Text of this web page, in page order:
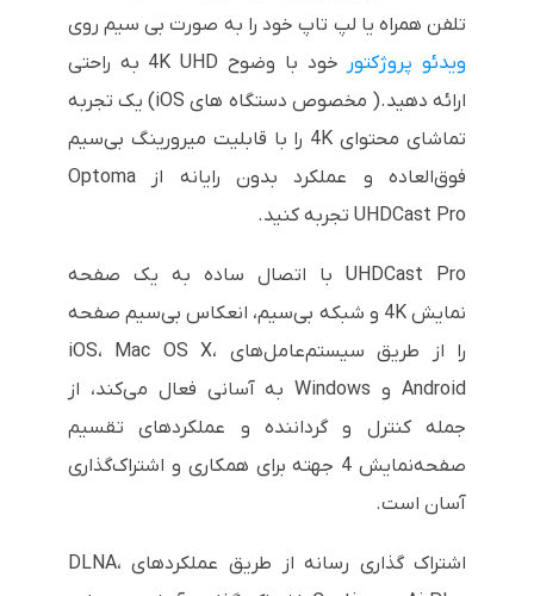
تلفن همراه یا لپ تاپ خود را به صورت بی سیم روی
ویدئو پروژکتور
خود با وضوح 4K UHD به راحتی
ارائه دهید.( مخصوص دستگاه های iOS) یک تجربه
تماشای محتوای 4K را با قابلیت میرورینگ بی‌سیم
فوق‌العاده و عملکرد بدون رایانه از Optoma
UHDCast Pro تجربه کنید.
UHDCast Pro با اتصال ساده به یک صفحه
نمایش 4K و شبکه بی‌سیم، انعکاس بی‌سیم صفحه
را از طریق سیستم‌عامل‌های iOS، Mac OS X،
Android و Windows به آسانی فعال می‌کند، از
جمله کنترل و گرداننده و عملکردهای تقسیم
صفحه‌نمایش 4 جهته برای همکاری و اشتراک‌گذاری
آسان است.
اشتراک گذاری رسانه از طریق عملکردهای DLNA،